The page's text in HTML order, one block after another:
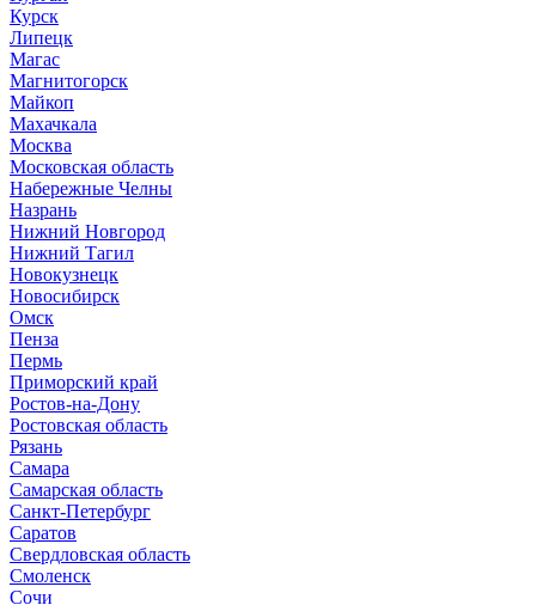
Курск
Липецк
Магас
Магнитогорск
Майкоп
Махачкала
Москва
Московская область
Набережные Челны
Назрань
Нижний Новгород
Нижний Тагил
Новокузнецк
Новосибирск
Омск
Пенза
Пермь
Приморский край
Ростов-на-Дону
Ростовская область
Рязань
Самара
Самарская область
Санкт-Петербург
Саратов
Свердловская область
Смоленск
Сочи